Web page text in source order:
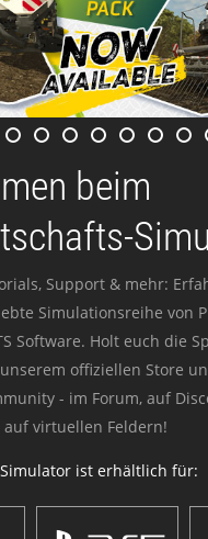
beim
Support & mehr:
Simulationsreihe von
Software. Holt euch die
offiziellen Store
- im Forum, auf
auf virtuellen Feldern!
ist erhältlich für: